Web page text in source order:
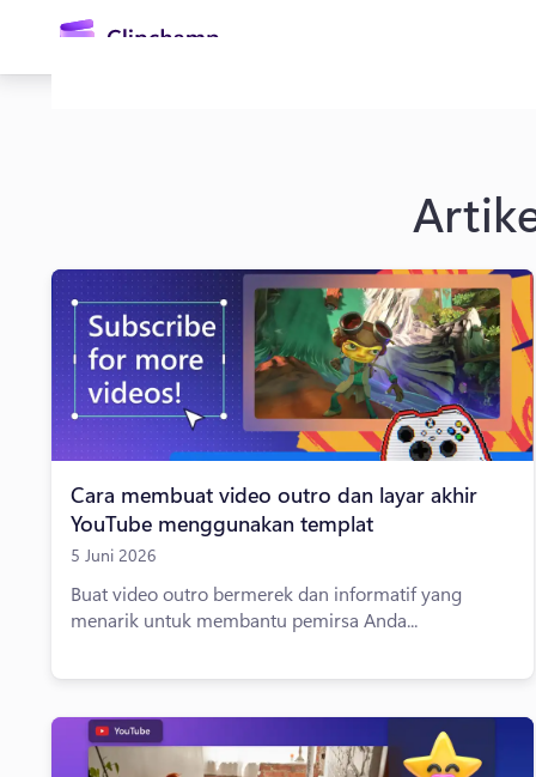
Masuk
Coba gratis
Cara membuat video outro dan layar akhir
YouTube menggunakan templat
5 Juni 2026
Buat video outro bermerek dan informatif yang
menarik untuk membantu pemirsa Anda...